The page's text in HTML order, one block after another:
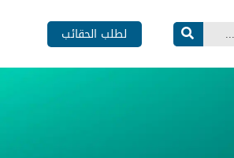
لطلب الحقائب